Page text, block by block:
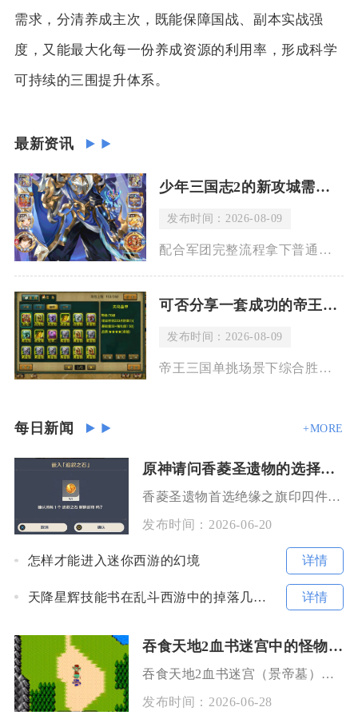
需求，分清养成主次，既能保障国战、副本实战强
度，又能最大化每一份养成资源的利用率，形成科学
可持续的三围提升体系。
最新资讯
少年三国志2的新攻城需要多长时间
发布时间：2026-08-09
配合军团完整流程拿下普通郡城整体消耗在一个半周期，丰产重镇需要两个周期，若是全程
可否分享一套成功的帝王三国单挑最强阵容
发布时间：2026-08-09
帝王三国单挑场景下综合胜率最高的成型阵容为典韦（主坦步将）、刘三刀（核心爆发骑将
每日新闻 +MORE
原神请问香菱圣遗物的选择有什么要注意的吗
香菱圣遗物首选绝缘之旗印四件套，核心要把控充能效率、火伤加成与双暴平衡，套装适配性优先于副
发布时间： 2026-06-20
怎样才能进入迷你西游的幻境 详情
天降星辉技能书在乱斗西游中的掉落几率如何 详情
吞食天地2血书迷宫中的怪物有哪些特殊技能
吞食天地2血书迷宫（景帝墓）的怪物核心特殊技能以控制禁锢、计策封印、高伤突袭与状态诅咒为主
发布时间： 2026-06-28